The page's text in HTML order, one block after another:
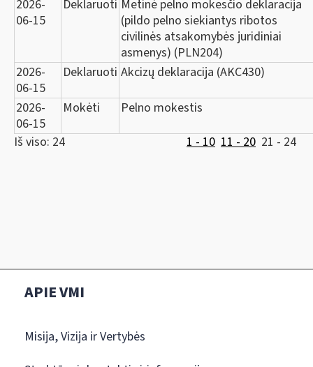
2026-
06-15
Deklaruoti Metinė pelno mokesčio deklaracija
(pildo pelno siekiantys ribotos
civilinės atsakomybės juridiniai
asmenys) (PLN204)
2026-
06-15
Deklaruoti Akcizų deklaracija (AKC430)
2026-
06-15
Mokėti
Pelno mokestis
Iš viso: 24
1 - 10 11 - 20 21 - 24
APIE VMI
Misija, Vizija ir Vertybės